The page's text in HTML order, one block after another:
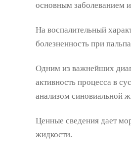
основным заболеванием
На воспалительный
болезненность при
Одним из важнейших
активность процесса в
анализом синовиальной
Ценные сведения дает
жидкости.